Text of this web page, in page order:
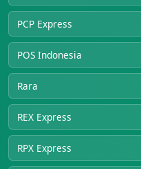
PCP Express
POS Indonesia
Rara
REX Express
RPX Express